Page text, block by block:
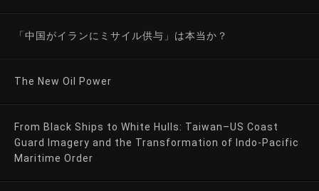
「中国がイランにミサイル供与」は本当か？
The New Oil Power
From Black Ships to White Hulls: Taiwan–US Coast
Guard Imagery and the Transformation of Indo-Pacific
Maritime Order